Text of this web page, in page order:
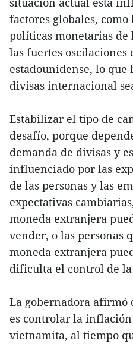
factores globales,
políticas monetarias de
las fuertes oscilaciones
estadounidense, lo que
divisas internacional
Estabilizar el tipo de
desafío, porque
demanda de divisas y
influenciado por las
de las personas y las
expectativas
moneda extranjera
vender, o las personas
moneda extranjera
dificulta el control de
La gobernadora afirmó
es controlar la
vietnamita, al tiempo